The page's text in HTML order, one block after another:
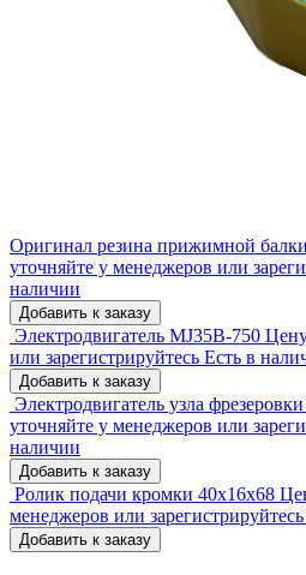
Оригинал резина прижимной
уточняйте у менеджеров или
наличии
Добавить к заказу
Электродвигатель MJ35B-750
или зарегистрируйтесь Есть в
Добавить к заказу
Электродвигатель узла
уточняйте у менеджеров или
наличии
Добавить к заказу
Ролик подачи кромки 40х16х68
менеджеров или зарегистрируйтесь
Добавить к заказу